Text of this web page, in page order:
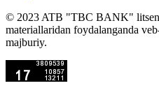
© 2023 ATB "TBC BANK"
materiallaridan foydalanganda
majburiy.